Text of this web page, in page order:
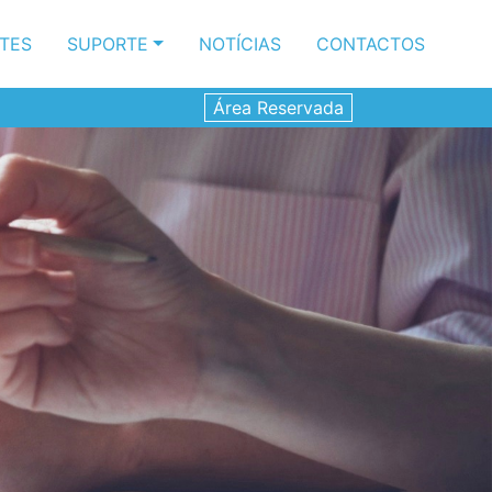
SUPORTE NOTÍCIAS CONTACTOS
Área Reservada